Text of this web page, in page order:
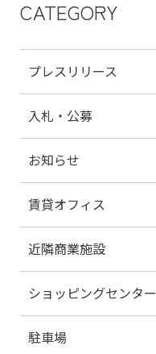
CATEGORY
プレスリリース
入札・公募
お知らせ
賃貸オフィス
近隣商業施設
ショッピングセンター
駐車場